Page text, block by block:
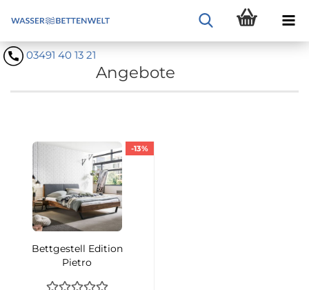
03491 40 13 21
Angebote
-13%
Bettgestell Edition
Pietro